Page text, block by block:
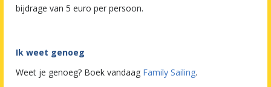
bijdrage van 5 euro per persoon.
Ik weet genoeg
Weet je genoeg? Boek vandaag Family Sailing.